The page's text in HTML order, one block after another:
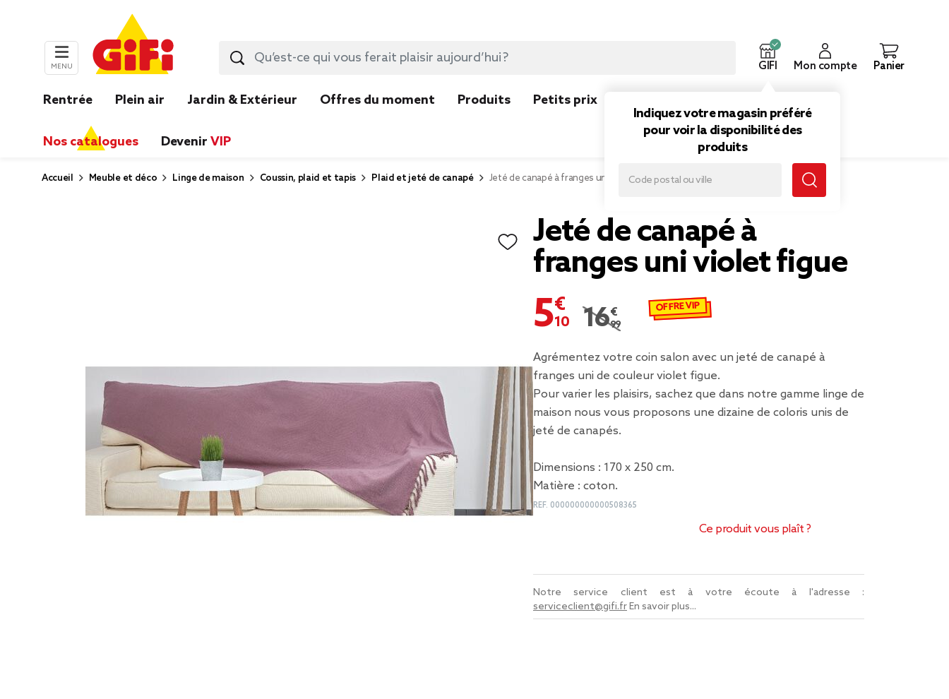
MENU GIFI
Indiquez votre magasin préféré
pour voir la disponibilité des
produits
Mon compte Panier
Rentrée Plein air Jardin & Extérieur Offres du moment Produits Petits prix
Nos catalogues Devenir VIP
Accueil Meuble et déco Linge de maison Coussin, plaid et tapis Plaid et jeté de canapé Jeté de canapé à franges uni violet figue
Jeté de canapé à
franges uni violet figue
5,10 €
Prix remisé de 16,99 € à 5,10 €
16,99 €
OFFRE VIP
Agrémentez votre coin salon avec un jeté de canapé à
franges uni de couleur violet figue.
Pour varier les plaisirs, sachez que dans notre gamme linge de
maison nous vous proposons une dizaine de coloris unis de
jeté de canapés.
Dimensions : 170 x 250 cm.
Matière : coton.
REF. 000000000000508365
Ce produit vous plaît ?
Notre service client est à votre écoute à l'adresse :
serviceclient@gifi.frEn savoir plus...